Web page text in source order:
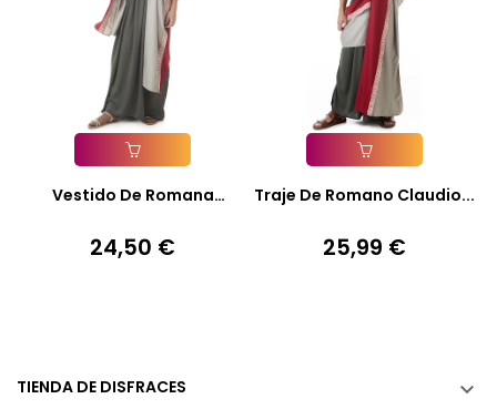
Añadir A La Cesta
Vestido De Romana
Precio
24,50 €
Añadir A La Cesta
Traje De Romano Claudio...
Precio
25,99 €
TIENDA DE DISFRACES 